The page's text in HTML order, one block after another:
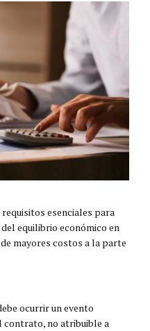
esenciales para
equilibrio económico en
mayores costos a la parte
ocurrir un evento
contrato, no atribuible a